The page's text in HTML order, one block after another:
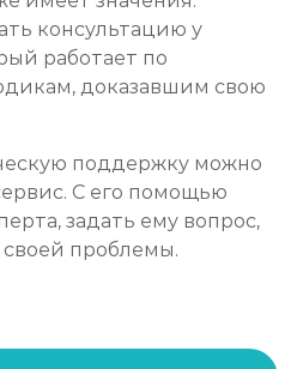
консультацию у
работает по
доказавшим свою
поддержку можно
С его помощью
задать ему вопрос,
проблемы.